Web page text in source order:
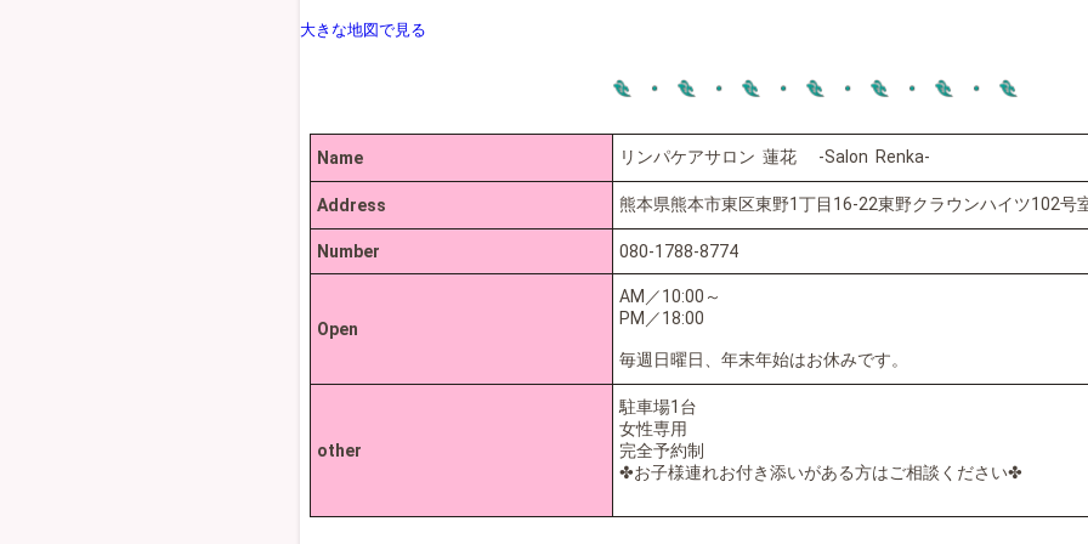
大きな地図で見る
Name リンパケアサロン 蓮花 -Salon Renka-
Address 熊本県熊本市東区東野1丁目16-22東野クラウンハイツ102号
Number 080-1788-8774
Open
AM／10:00～
PM／18:00
毎週日曜日、年末年始はお休みです。
other
駐車場1台
女性専用
完全予約制
✤お子様連れお付き添いがある方はご相談ください✤